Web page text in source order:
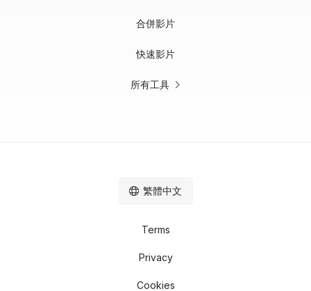
合併影片
快速影片
所有工具
Terms
Privacy
Cookies
繁體中文